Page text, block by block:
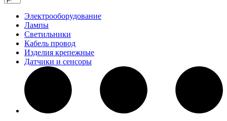
Электрооборудование
Лампы
Светильники
Кабель провод
Изделия крепежные
Датчики и сенсоры